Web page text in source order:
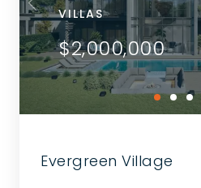
VILLAS
$2,000,000
Evergreen Village